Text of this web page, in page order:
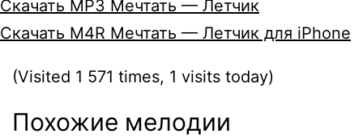
Скачать MP3 Мечтать — Летчик
Скачать M4R Мечтать — Летчик для iPhone
(Visited 1 571 times, 1 visits today)
Похожие мелодии